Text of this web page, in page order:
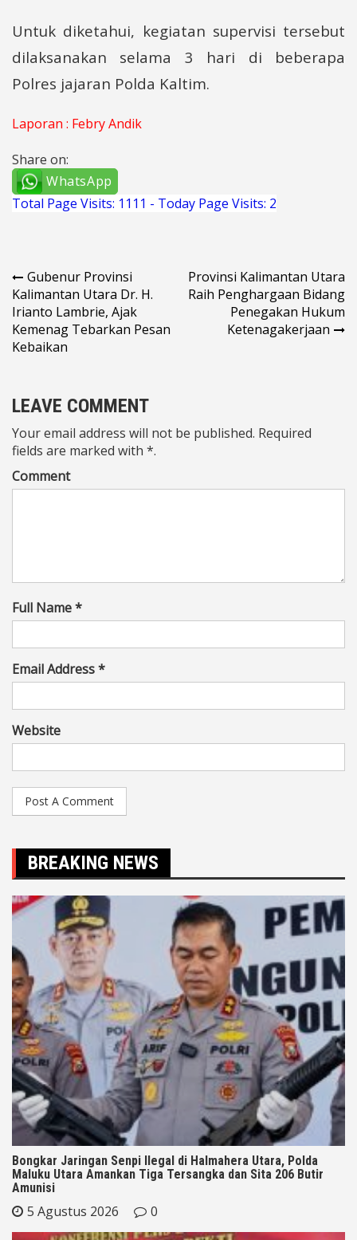
Untuk diketahui, kegiatan supervisi tersebut
dilaksanakan selama 3 hari di beberapa
Polres jajaran Polda Kaltim.
Laporan : Febry Andik
Share on:
WhatsApp
Total Page Visits: 1111 - Today Page Visits: 2
Navigasi
pos
Gubenur Provinsi
Kalimantan Utara Dr. H.
Irianto Lambrie, Ajak
Kemenag Tebarkan Pesan
Kebaikan
Provinsi Kalimantan Utara
Raih Penghargaan Bidang
Penegakan Hukum
Ketenagakerjaan
LEAVE COMMENT
Your email address will not be published. Required
fields are marked with *.
Comment
Full Name *
Email Address *
Website
BREAKING NEWS
Bongkar Jaringan Senpi Ilegal di Halmahera Utara, Polda
Maluku Utara Amankan Tiga Tersangka dan Sita 206 Butir
Amunisi
5 Agustus 2026 0